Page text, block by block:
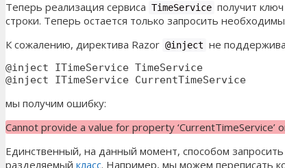
Теперь реализация сервиса TimeService получит
строки. Теперь остается только запросить
К сожалению, директива Razor @inject не
@inject ITimeService TimeService
@inject ITimeService CurrentTimeService
мы получим ошибку:
Cannot provide a value for property ‘CurrentTimeService’
Единственный, на данный момент, способом
разделяемый класс. Например, мы можем переписать